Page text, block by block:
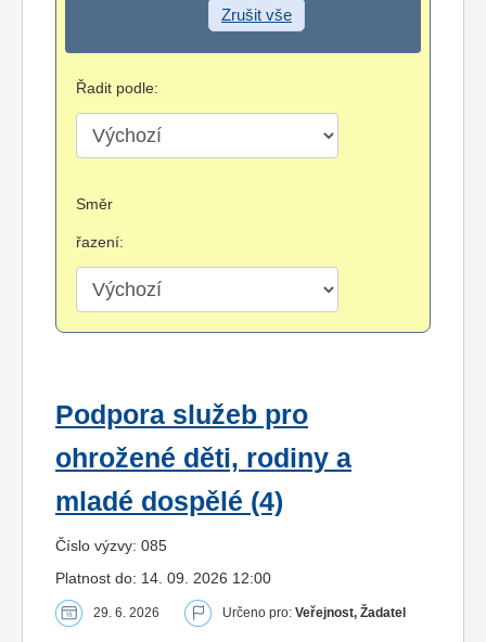
Zrušit vše
Řadit podle:
Směr
řazení:
Podpora služeb pro
ohrožené děti, rodiny a
mladé dospělé (4)
Číslo výzvy: 085
Platnost do: 14. 09. 2026 12:00
29. 6. 2026 Určeno pro: Veřejnost, Žadatel